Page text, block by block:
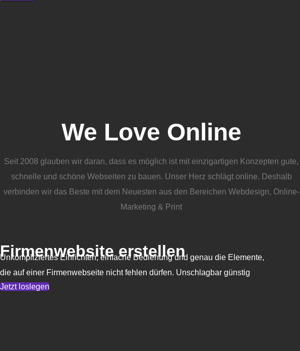
We Love Online
Seit 2008 glauben wir daran, dass es möglich ist mit einzigartigen Konzepten gute,
schnelle und schöne Webseiten zu bauen. Unser Herz schlägt online. Deshalb
verbinden wir das Beste mit dem Neuesten aus den Bereichen Webdesign, Online-
Marketing & Print
Firmenwebsite erstellen
Unkompliziertes Einrichten, einfache Bedienung und genau die Elemente,
die auf einer Firmenwebseite nicht fehlen dürfen. Unschlagbar günstig
Jetzt loslegen